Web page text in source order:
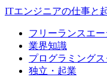
ITエンジニアの仕事と
フリーランスエー
業界知識
プログラミング
独立・起業